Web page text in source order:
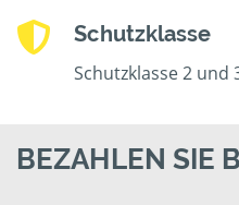
Schutzklasse
Schutzklasse 2 und
BEZAHLEN SIE